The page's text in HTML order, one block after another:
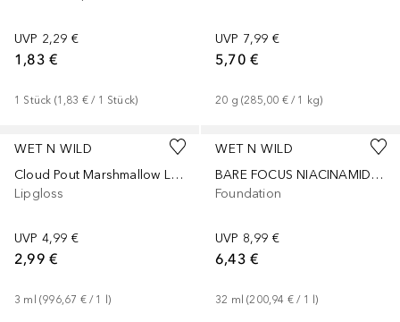
UVP 2,29 €
1,83 €
1 Stück (1,83 € / 1 Stück)
UVP 7,99 €
5,70 €
20 g (285,00 € / 1 kg)
WET N WILD
Cloud Pout Marshmallow Lip Mousse
Lipgloss
UVP 4,99 €
2,99 €
3 ml (996,67 € / 1 l)
WET N WILD
BARE FOCUS NIACINAMIDE SKIN TINT
Foundation
UVP 8,99 €
6,43 €
32 ml (200,94 € / 1 l)
+1
+3